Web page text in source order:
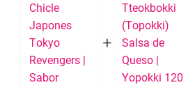
Chicle
Japones
Tokyo
Revengers |
Sabor
Tteokbokki
(Topokki)
Salsa de
Queso |
Yopokki 120